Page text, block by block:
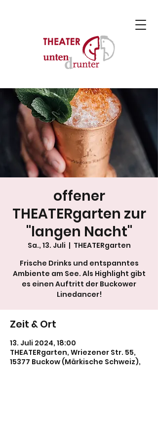
offener
THEATERgarten zur
"langen Nacht"
Sa., 13. Juli
  |
THEATERgarten
Frische Drinks und entspanntes
Ambiente am See. Als Highlight gibt
es einen Auftritt der Buckower
Linedancer!
Zeit & Ort
13. Juli 2024, 18:00
THEATERgarten, Wriezener Str. 55,
15377 Buckow (Märkische Schweiz),